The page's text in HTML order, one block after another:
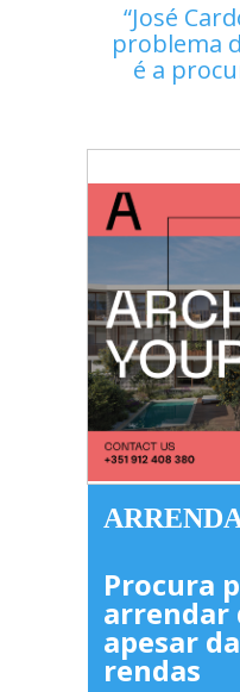
José
problema
é a
Procura
arrendar
apesar
rendas